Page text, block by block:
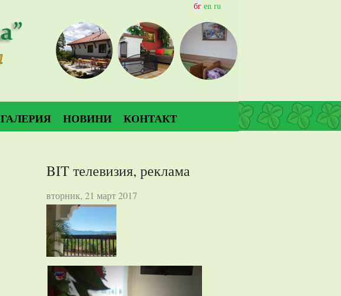
бг еn ru
ГАЛЕРИЯ НОВИНИ КОНТАКТ
BIT телевизия, реклама
вторник, 21 март 2017